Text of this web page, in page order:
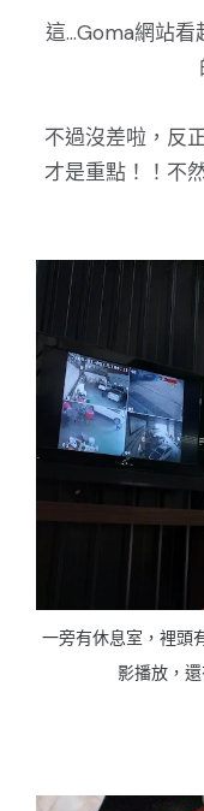
這...Goma網站看
不過沒差啦，反
才是重點！！不
一旁有休息室，裡頭
影播放，